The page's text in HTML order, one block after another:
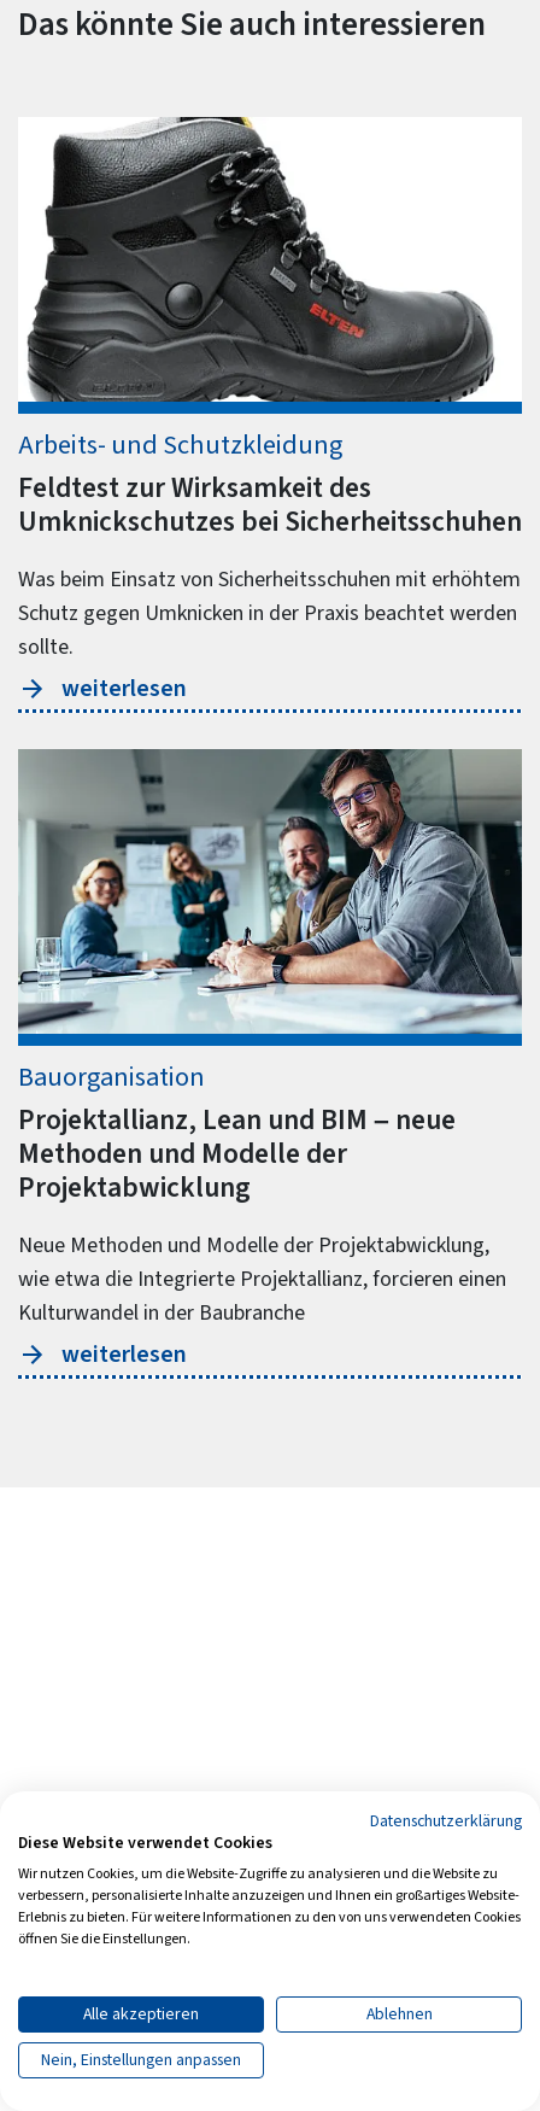
Das könnte Sie auch interessieren
Arbeits- und Schutzkleidung
Feldtest zur Wirksamkeit des
Umknickschutzes bei Sicherheitsschuhen
Was beim Einsatz von Sicherheitsschuhen mit erhöhtem
Schutz gegen Umknicken in der Praxis beachtet werden
sollte.
weiterlesen
Bauorganisation
Projektallianz, Lean und BIM – neue
Methoden und Modelle der
Projektabwicklung
Neue Methoden und Modelle der Projektabwicklung,
wie etwa die Integrierte Projektallianz, forcieren einen
Kulturwandel in der Baubranche
weiterlesen
Datenschutzerklärung
Diese Website verwendet Cookies
Wir nutzen Cookies, um die Website-Zugriffe zu analysieren und die Website zu
verbessern, personalisierte Inhalte anzuzeigen und Ihnen ein großartiges Website-
Erlebnis zu bieten. Für weitere Informationen zu den von uns verwendeten Cookies
öffnen Sie die Einstellungen.
Alle akzeptieren
Ablehnen
Nein, Einstellungen anpassen